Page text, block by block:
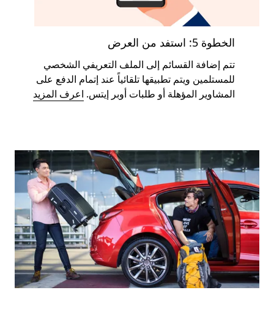
الخطوة 5: استفد من العرض
تتم إضافة القسائم إلى الملف التعريفي الشخصي
للمستلمين ويتم تطبيقها تلقائياً عند إتمام الدفع على
المشاوير المؤهلة أو طلبات أوبر إيتس. اعرف المزيد